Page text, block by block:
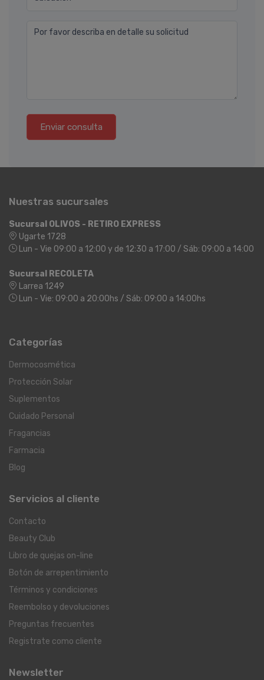
Por favor describa en detalle su solicitud
Enviar consulta
Nuestras sucursales
Sucursal OLIVOS - RETIRO EXPRESS
Ugarte 1728
Lun - Vie 09:00 a 12:00 y de 12:30 a 17:00 / Sáb: 09:00 a 14:00
Sucursal RECOLETA
Larrea 1249
Lun - Vie: 09:00 a 20:00hs / Sáb: 09:00 a 14:00hs
Categorías
Dermocosmética
Protección Solar
Suplementos
Cuidado Personal
Fragancias
Farmacia
Blog
Servicios al cliente
Contacto
Beauty Club
Libro de quejas on-line
Botón de arrepentimiento
Términos y condiciones
Reembolso y devoluciones
Preguntas frecuentes
Registrate como cliente
Newsletter